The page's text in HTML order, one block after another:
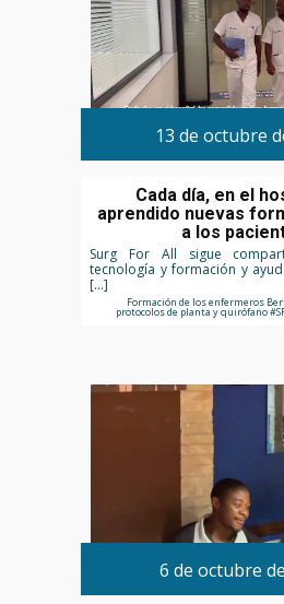
13 de octubre
Cada día, en el
aprendido nuevas
a los
Surg For All sigue
tecnología y formación y
[…]
Formación de los enfermeros
protocolos de planta y quirófano
6 de octubre